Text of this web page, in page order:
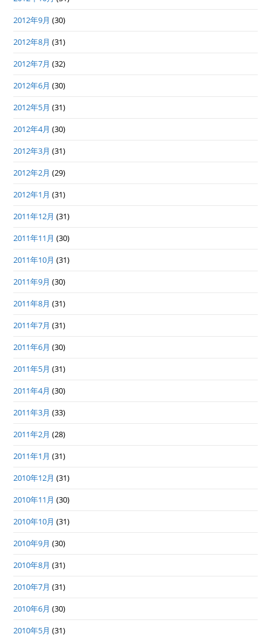
2012年9月 (30)
2012年8月 (31)
2012年7月 (32)
2012年6月 (30)
2012年5月 (31)
2012年4月 (30)
2012年3月 (31)
2012年2月 (29)
2012年1月 (31)
2011年12月 (31)
2011年11月 (30)
2011年10月 (31)
2011年9月 (30)
2011年8月 (31)
2011年7月 (31)
2011年6月 (30)
2011年5月 (31)
2011年4月 (30)
2011年3月 (33)
2011年2月 (28)
2011年1月 (31)
2010年12月 (31)
2010年11月 (30)
2010年10月 (31)
2010年9月 (30)
2010年8月 (31)
2010年7月 (31)
2010年6月 (30)
2010年5月 (31)